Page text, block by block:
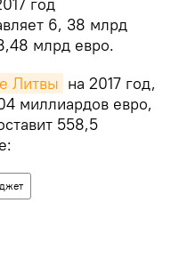
6, 38 млрд
млрд евро.
Литвы на 2017 год,
миллиардов евро,
558,5